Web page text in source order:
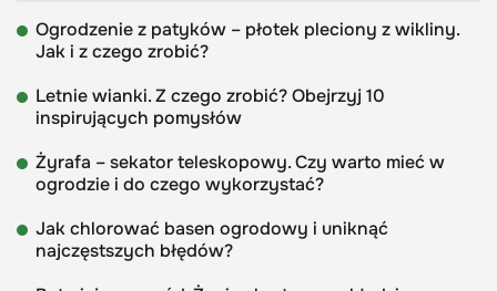
Ogrodzenie z patyków – płotek pleciony z wikliny.
Jak i z czego zrobić?
Letnie wianki. Z czego zrobić? Obejrzyj 10
inspirujących pomysłów
Żyrafa – sekator teleskopowy. Czy warto mieć w
ogrodzie i do czego wykorzystać?
Jak chlorować basen ogrodowy i uniknąć
najczęstszych błędów?